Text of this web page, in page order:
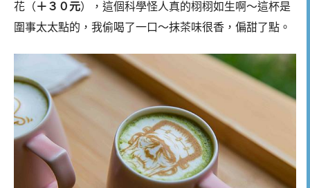
花（＋３０元），這個科學怪人真的栩栩如生啊～這杯是
圍事太太點的，我偷喝了一口～抹茶味很香，偏甜了點。